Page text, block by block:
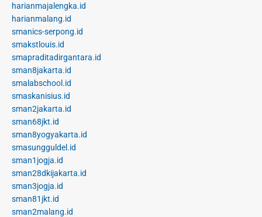
harianmajalengka.id
harianmalang.id
smanics-serpong.id
smakstlouis.id
smapraditadirgantara.id
sman8jakarta.id
smalabschool.id
smaskanisius.id
sman2jakarta.id
sman68jkt.id
sman8yogyakarta.id
smasungguldel.id
sman1jogja.id
sman28dkijakarta.id
sman3jogja.id
sman81jkt.id
sman2malang.id